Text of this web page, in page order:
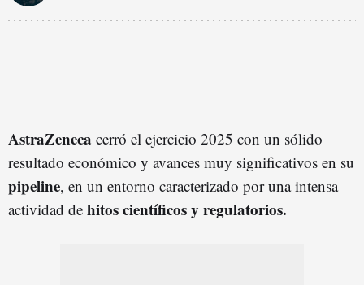
AstraZeneca cerró el ejercicio 2025 con un sólido
resultado económico y avances muy significativos en su
pipeline, en un entorno caracterizado por una intensa
actividad de hitos científicos y regulatorios.